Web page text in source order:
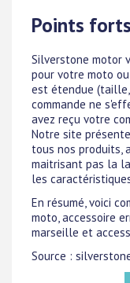
Points forts
Silverstone motor
pour votre moto
est étendue
commande ne
avez reçu votre
Notre site
tous nos produits,
maitrisant pas la
les
En résumé, voici
moto, accessoire
marseille et
Source :